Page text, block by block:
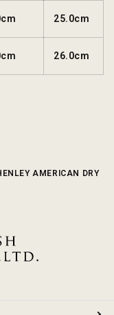
25.0cm
26.0cm
AMERICAN DRY